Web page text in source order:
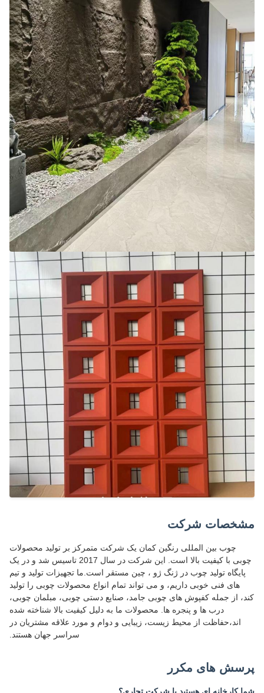
مشخصات شرکت
چوب بین المللی رنگین کمان یک شرکت متمرکز بر تولید محصولات
چوبی با کیفیت بالا است. این شرکت در سال 2017 تاسیس شد و در یک
پایگاه تولید چوب در ژنگ ژو ، چین مستقر است.ما تجهیزات تولید و تیم
های فنی خوبی داریم، و می تواند تمام انواع محصولات چوبی را تولید
کند، از جمله کفپوش های چوبی جامد، صنایع دستی چوبی، مبلمان چوبی،
درب ها و پنجره ها. محصولات ما به دلیل کیفیت بالا شناخته شده
اند،حفاظت از محیط زیست، زیبایی و دوام و مورد علاقه مشتریان در
سراسر جهان هستند.
پرسش های مکرر